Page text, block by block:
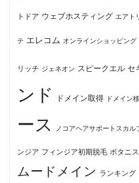
トドア ウェブホスティング エアト
テ エレコム オンラインショッピング
リッチ ジェネオン スピークエル セ
ンド
ドメイン取得 ドメイン
ース
ノコアヘアサポートスカル
ンジア フィンジア初期脱毛 ボタニ
ムードメイン ランキング